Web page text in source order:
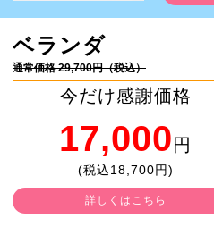
ベランダ
通常価格 29,700円（税込）
今だけ感謝価格
17,000 円
(税込18,700円)
詳しくはこちら